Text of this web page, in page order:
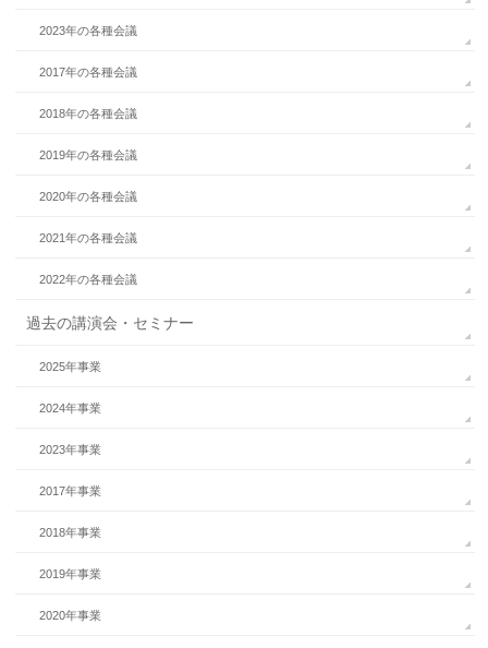
2023年の各種会議
2017年の各種会議
2018年の各種会議
2019年の各種会議
2020年の各種会議
2021年の各種会議
2022年の各種会議
過去の講演会・セミナー
2025年事業
2024年事業
2023年事業
2017年事業
2018年事業
2019年事業
2020年事業